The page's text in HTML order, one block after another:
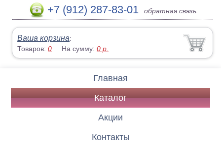
+7 (912) 287-83-01 обратная связь
Ваша корзина:
Товаров:0 На сумму:0 р.
Главная
Каталог
Акции
Контакты